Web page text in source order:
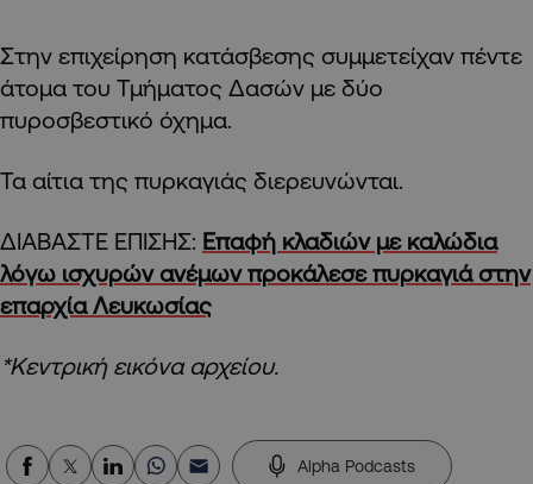
Στην επιχείρηση κατάσβεσης συμμετείχαν πέντε
άτομα του Τμήματος Δασών με δύο
πυροσβεστικό όχημα.
Τα αίτια της πυρκαγιάς διερευνώνται.
ΔΙΑΒΑΣΤΕ ΕΠΙΣΗΣ: Επαφή κλαδιών με καλώδια
λόγω ισχυρών ανέμων προκάλεσε πυρκαγιά στην
επαρχία Λευκωσίας
*Κεντρική εικόνα αρχείου.
Alpha Podcasts